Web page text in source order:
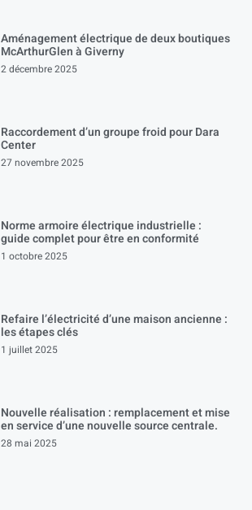
Aménagement électrique de deux boutiques
McArthurGlen à Giverny
2 décembre 2025
Raccordement d’un groupe froid pour Dara
Center
27 novembre 2025
Norme armoire électrique industrielle :
guide complet pour être en conformité
1 octobre 2025
Refaire l’électricité d’une maison ancienne :
les étapes clés
1 juillet 2025
Nouvelle réalisation : remplacement et mise
en service d’une nouvelle source centrale.
28 mai 2025